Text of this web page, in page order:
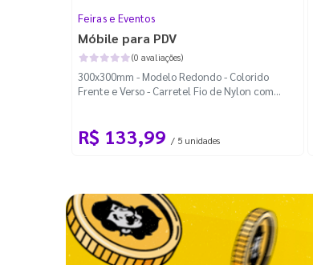
Feiras e Eventos
Móbile para PDV
(0 avaliações)
300x300mm - Modelo Redondo - Colorido
Frente e Verso - Carretel Fio de Nylon com
R$ 133,99 / 5 unidades